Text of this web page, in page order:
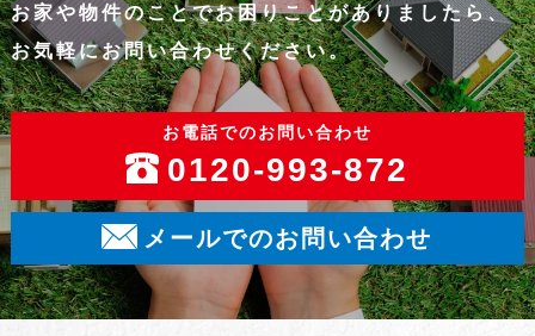
お家や物件のことでお困りことがありましたら、
お気軽にお問い合わせください。
お電話でのお問い合わせ
0120-993-872
メールでのお問い合わせ